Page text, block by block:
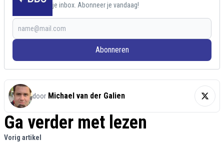
je inbox. Abonneer je vandaag!
Abonneren
door Michael van der Galien
Ga verder met lezen
Vorig artikel